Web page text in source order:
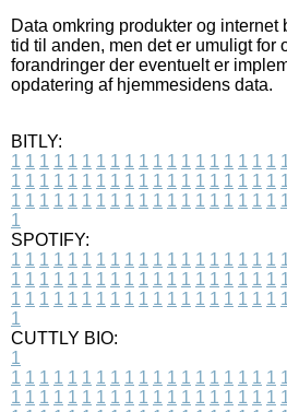
Data omkring produkter og internet
tid til anden, men det er umuligt for
forandringer der eventuelt er
opdatering af hjemmesidens data.
BITLY:
1 1 1 1 1 1 1 1 1 1 1 1 1 1 1 1 1 1 1
1 1 1 1 1 1 1 1 1 1 1 1 1 1 1 1 1 1 1
1 1 1 1 1 1 1 1 1 1 1 1 1 1 1 1 1 1 1
1
SPOTIFY:
1 1 1 1 1 1 1 1 1 1 1 1 1 1 1 1 1 1 1
1 1 1 1 1 1 1 1 1 1 1 1 1 1 1 1 1 1 1
1 1 1 1 1 1 1 1 1 1 1 1 1 1 1 1 1 1 1
1
CUTTLY BIO:
1
1 1 1 1 1 1 1 1 1 1 1 1 1 1 1 1 1 1 1
1 1 1 1 1 1 1 1 1 1 1 1 1 1 1 1 1 1 1